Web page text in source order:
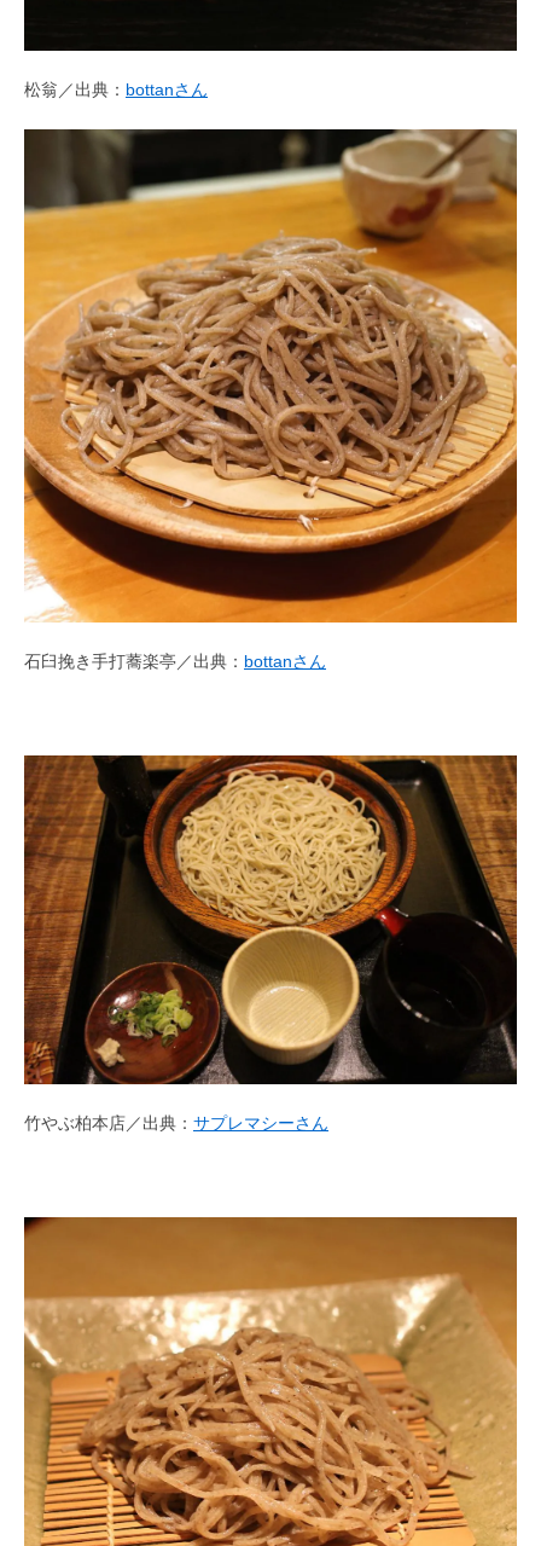
松翁／出典： bottanさん
石臼挽き手打蕎楽亭／出典： bottanさん
竹やぶ柏本店／出典： サプレマシーさん